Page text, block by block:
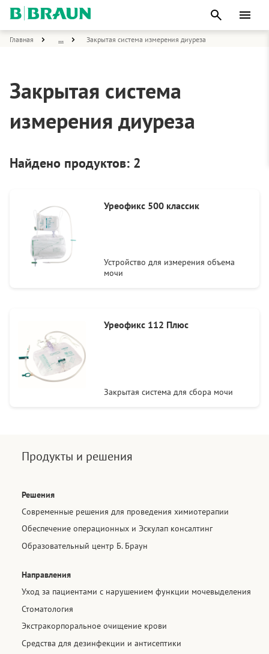
Главная ... Закрытая система измерения диуреза
Закрытая система
измерения диуреза
Найдено продуктов: 2
Уреофикс 500 классик
Устройство для измерения объема
мочи
Уреофикс 112 Плюс
Закрытая система для сбора мочи
Продукты и решения
Решения
Современные решения для проведения химиотерапии​
Обеспечение операционных и Эскулап консалтинг
Образовательный центр Б. Браун
Направления
Уход за пациентами с нарушением функции мочевыделения​
Стоматология
Экстракорпоральное очищение крови
Средства для дезинфекции и антисептики​